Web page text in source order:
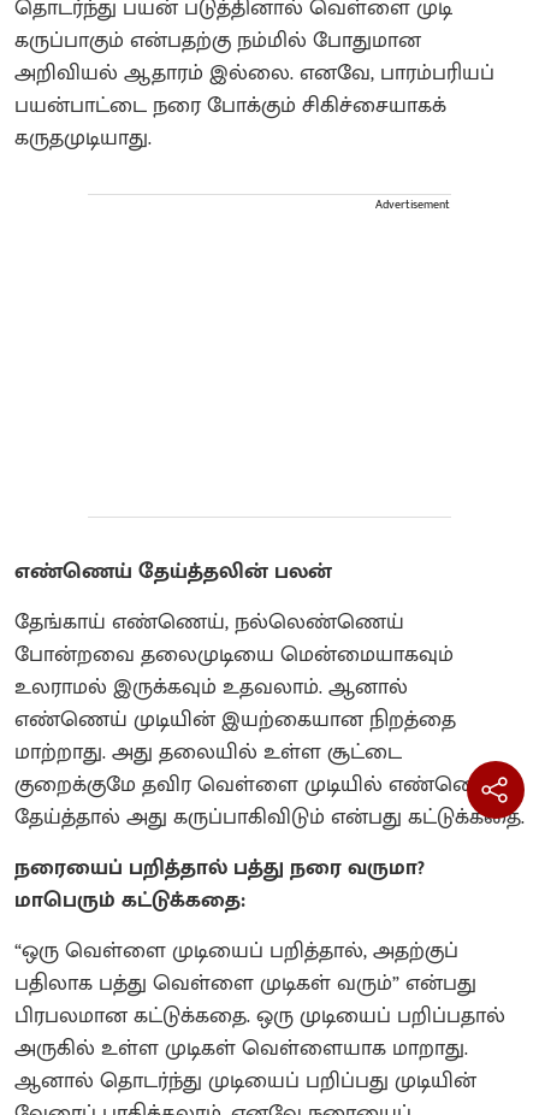
தொடர்ந்து பயன் படுத்தினால் வெள்ளை முடி
கருப்பாகும் என்பதற்கு நம்மில் போதுமான
அறிவியல் ஆதாரம் இல்லை. எனவே, பாரம்பரியப்
பயன்பாட்டை நரை போக்கும் சிகிச்சையாகக்
கருதமுடியாது.
Advertisement
எண்ணெய் தேய்த்தலின் பலன்
தேங்காய் எண்ணெய், நல்லெண்ணெய்
போன்றவை தலைமுடியை மென்மையாகவும்
உலராமல் இருக்கவும் உதவலாம். ஆனால்
எண்ணெய் முடியின் இயற்கையான நிறத்தை
மாற்றாது. அது தலையில் உள்ள சூட்டை
குறைக்குமே தவிர வெள்ளை முடியில் எண்ணெய்
தேய்த்தால் அது கருப்பாகிவிடும் என்பது கட்டுக்கதை.
நரையைப் பறித்தால் பத்து நரை வருமா?
மாபெரும் கட்டுக்கதை:
“ஒரு வெள்ளை முடியைப் பறித்தால், அதற்குப்
பதிலாக பத்து வெள்ளை முடிகள் வரும்” என்பது
பிரபலமான கட்டுக்கதை. ஒரு முடியைப் பறிப்பதால்
அருகில் உள்ள முடிகள் வெள்ளையாக மாறாது.
ஆனால் தொடர்ந்து முடியைப் பறிப்பது முடியின்